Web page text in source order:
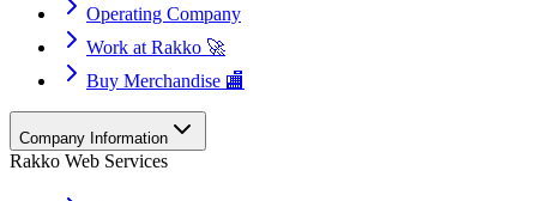
Operating Company
Work at Rakko 🚀
Buy Merchandise 🏬
Company Information
Rakko Web Services